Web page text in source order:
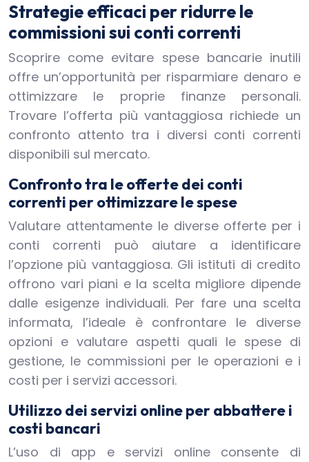
Strategie efficaci per ridurre le
commissioni sui conti correnti
Scoprire come evitare spese bancarie inutili
offre un’opportunità per risparmiare denaro e
ottimizzare le proprie finanze personali.
Trovare l’offerta più vantaggiosa richiede un
confronto attento tra i diversi conti correnti
disponibili sul mercato.
Confronto tra le offerte dei conti
correnti per ottimizzare le spese
Valutare attentamente le diverse offerte per i
conti correnti può aiutare a identificare
l’opzione più vantaggiosa. Gli istituti di credito
offrono vari piani e la scelta migliore dipende
dalle esigenze individuali. Per fare una scelta
informata, l’ideale è confrontare le diverse
opzioni e valutare aspetti quali le spese di
gestione, le commissioni per le operazioni e i
costi per i servizi accessori.
Utilizzo dei servizi online per abbattere i
costi bancari
L’uso di app e servizi online consente di